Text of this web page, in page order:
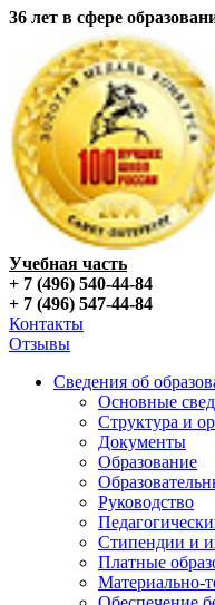
36 лет в сфере
Учебная часть
+ 7 (496) 540-44-84
+ 7 (496) 547-44-84
Контакты
Отзывы
Сведения об
Основные
Структура и
Документы
Образование
Руководство
Стипендии и
Платные
Материально-